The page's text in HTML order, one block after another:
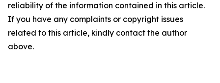
reliability of the information contained in this article.
If you have any complaints or copyright issues
related to this article, kindly contact the author
above.